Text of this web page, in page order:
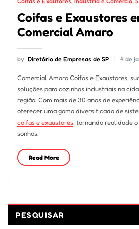
Coifas e Exaustores
Comercial Amaro
by Diretório de Empresas de SP 4 de
Comercial Amaro Coifas e Exaustores,
soluções para cozinhas industriais na
região. Com mais de 30 anos de
oferecer uma gama diversificada de
coifas e exaustores, tornando realidade
sonhos.
Read More
PESQUISAR